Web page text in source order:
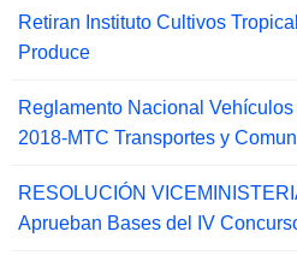
Retiran Instituto Cultivos
Produce
Reglamento Nacional
2018-MTC Transportes y
RESOLUCIÓN
Aprueban Bases del IV